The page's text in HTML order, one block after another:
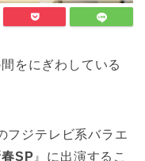
をにぎわしている
フジテレビ系バラエ
SP 』に出演するこ